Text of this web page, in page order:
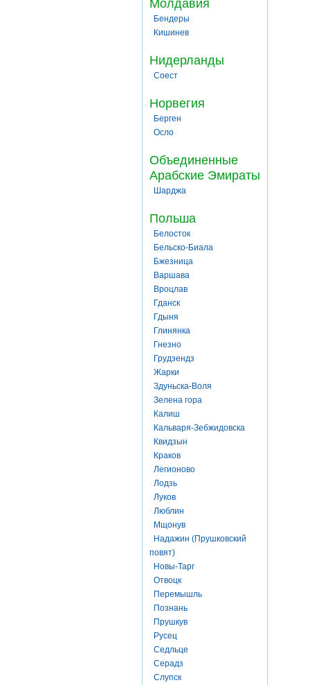
Молдавия
Бендеры
Кишинев
Нидерланды
Соест
Норвегия
Берген
Осло
Объединенные
Арабские Эмираты
Шарджа
Польша
Белосток
Бельско-Биала
Бжезница
Варшава
Вроцлав
Гданск
Гдыня
Глинянка
Гнезно
Грудзендз
Жарки
Здуньска-Воля
Зелена гора
Калиш
Кальваря-Зебжидовска
Квидзын
Краков
Легионово
Лодзь
Луков
Люблин
Мщонув
Надажин (Прушковский
повят)
Новы-Тарг
Отвоцк
Перемышль
Познань
Прушкув
Русец
Седльце
Серадз
Слупск